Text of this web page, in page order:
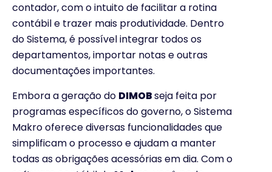
contador, com o intuito de facilitar a rotina
contábil e trazer mais produtividade. Dentro
do Sistema, é possível integrar todos os
departamentos, importar notas e outras
documentações importantes.
Embora a geração do DIMOBseja feita por
programas específicos do governo, o Sistema
Makro oferece diversas funcionalidades que
simplificam o processo e ajudam a manter
todas as obrigações acessórias em dia. Com o